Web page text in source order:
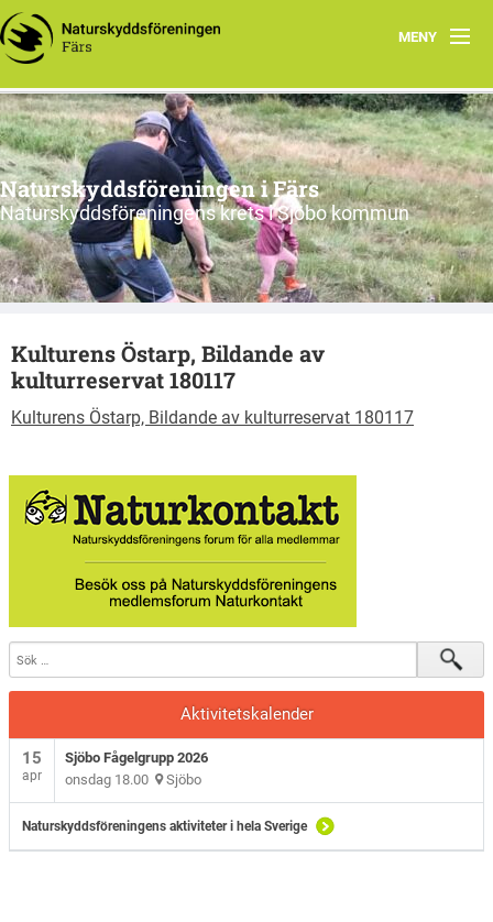
MENY
Hem
Nyfiken på vad vi gör?
Program 2026
Om oss
Remissvar
Aktuellt
Naturskyddsföreningen i Färs
Naturskyddsföreningens krets i Sjöbo kommun
Kulturens Östarp, Bildande av
kulturreservat 180117
Kulturens Östarp, Bildande av kulturreservat 180117
Aktivitetskalender
15
apr
Sjöbo Fågelgrupp 2026
onsdag 18.00 Sjöbo
Naturskyddsföreningens aktiviteter i hela Sverige